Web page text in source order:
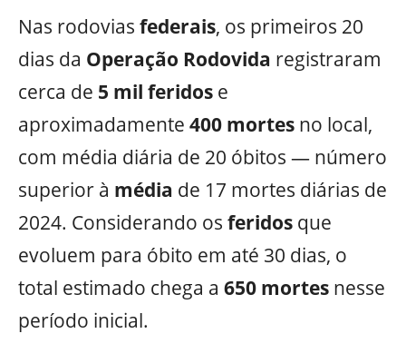
Nas rodovias federais, os primeiros 20
dias da Operação Rodovida registraram
cerca de 5 mil feridos e
aproximadamente 400 mortes no local,
com média diária de 20 óbitos — número
superior à média de 17 mortes diárias de
2024. Considerando os feridos que
evoluem para óbito em até 30 dias, o
total estimado chega a 650 mortes nesse
período inicial.